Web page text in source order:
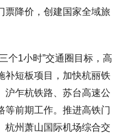
票降价，创建国家全域旅
个1小时”交通圈目标，高
补短板项目，加快杭丽铁
沪乍杭铁路、苏台高速公
等前期工作。推进高铁门
杭州萧山国际机场综合交